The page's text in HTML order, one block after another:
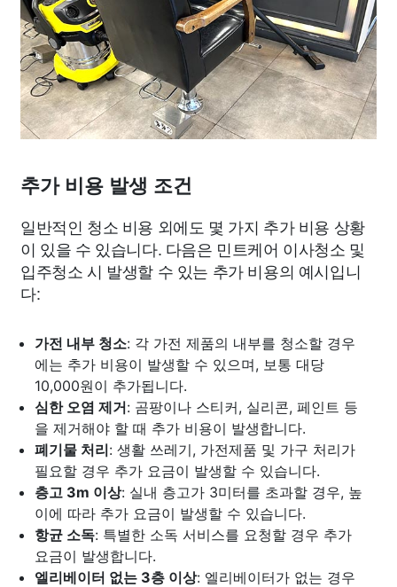
추가 비용 발생 조건
일반적인 청소 비용 외에도 몇 가지 추가 비용 상황
이 있을 수 있습니다. 다음은 민트케어 이사청소 및
입주청소 시 발생할 수 있는 추가 비용의 예시입니
다:
가전 내부 청소: 각 가전 제품의 내부를 청소할 경우
에는 추가 비용이 발생할 수 있으며, 보통 대당
10,000원이 추가됩니다.
심한 오염 제거: 곰팡이나 스티커, 실리콘, 페인트 등
을 제거해야 할 때 추가 비용이 발생합니다.
폐기물 처리: 생활 쓰레기, 가전제품 및 가구 처리가
필요할 경우 추가 요금이 발생할 수 있습니다.
층고 3m 이상: 실내 층고가 3미터를 초과할 경우, 높
이에 따라 추가 요금이 발생할 수 있습니다.
항균 소독: 특별한 소독 서비스를 요청할 경우 추가
요금이 발생합니다.
엘리베이터 없는 3층 이상: 엘리베이터가 없는 경우